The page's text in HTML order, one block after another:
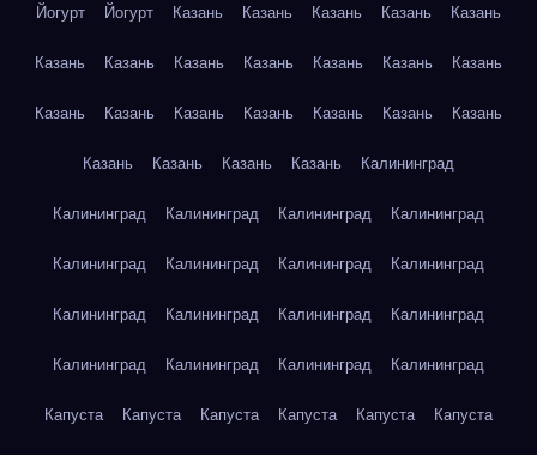
Йогурт Йогурт Казань Казань Казань Казань Казань
Казань Казань Казань Казань Казань Казань Казань
Казань Казань Казань Казань Казань Казань Казань
Казань Казань Казань Казань Калининград
Калининград Калининград Калининград Калининград
Калининград Калининград Калининград Калининград
Калининград Калининград Калининград Калининград
Калининград Калининград Калининград Калининград
Капуста Капуста Капуста Капуста Капуста Капуста